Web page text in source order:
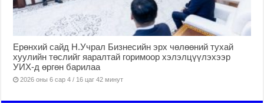
Ерөнхий сайд Н.Учрал Бизнесийн эрх чөлөөний тухай
хуулийн төслийг яаралтай горимоор хэлэлцүүлэхээр
УИХ-д өргөн барилаа
2026 оны 6 сар 4 / 16 цаг 42 минут